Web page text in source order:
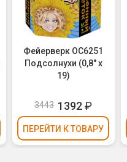
Фейерверк ОС6251
Подсолнухи (0,8" х
19)
3443 1392₽
ПЕРЕЙТИ К ТОВАРУ